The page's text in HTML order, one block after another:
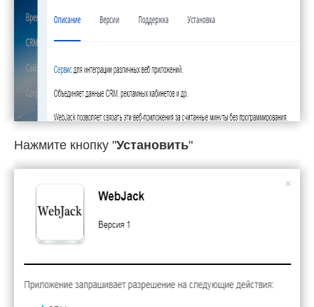
Нажмите кнопку "Установить"